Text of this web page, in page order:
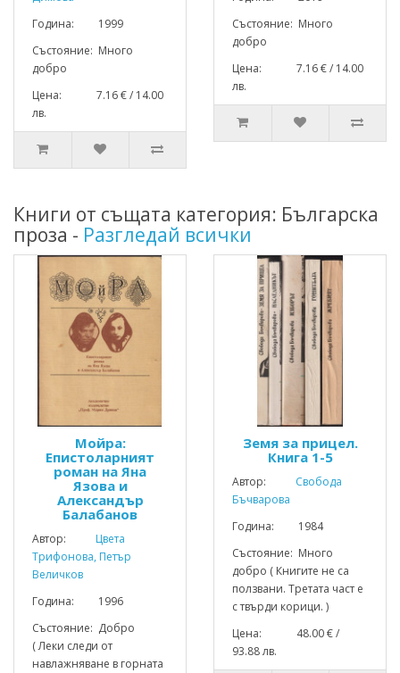
Година: 1999
Състояние: Много
добро
Цена: 7.16 € / 14.00
лв.
Състояние: Много
добро
Цена: 7.16 € / 14.00
лв.
Книги от същата категория: Българска
проза - Разгледай всички
Мойра:
Епистоларният
роман на Яна
Язова и
Александър
Балабанов
Автор:
Цвета
Трифонова, Петър
Величков
Година: 1996
Състояние: Добро
( Леки следи от
навлажняване в горната
Земя за прицел.
Книга 1-5
Автор:
Свобода
Бъчварова
Година: 1984
Състояние: Много
добро ( Книгите не са
ползвани. Третата част е
с твърди корици. )
Цена: 48.00 € /
93.88 лв.